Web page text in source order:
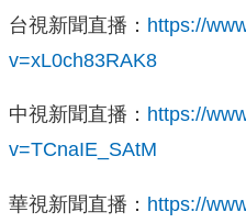
台視新聞直播： https://
v=xL0ch83RAK8
中視新聞直播： https://
v=TCnaIE_SAtM
華視新聞直播： https://